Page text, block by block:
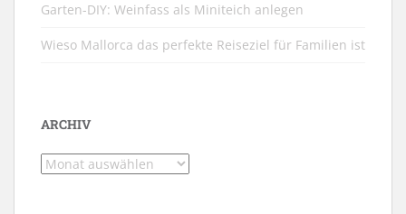
Garten-DIY: Weinfass als Miniteich anlegen
Wieso Mallorca das perfekte Reiseziel für Familien ist
ARCHIV
Archiv